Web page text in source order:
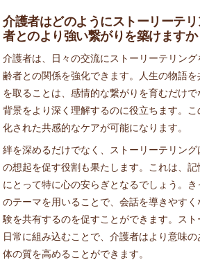
介護者はどのようにストーリーテ
者とのより強い繋がりを築けますか
介護者は、日々の交流にストーリーテリン
齢者との関係を強化できます。人生の物語
を取ることは、感情的な繋がりを育むだけ
背景をより深く理解するのに役立ちます。
化された共感的なケアが可能になります。
絆を深めるだけでなく、ストーリーテリン
の想起を促す役割も果たします。これは、
にとって特に心の安らぎとなるでしょう。
のテーマを用いることで、会話を導きやす
験を共有するのを促すことができます。ス
日常に組み込むことで、介護者はより意味
体の質を高めることができます。